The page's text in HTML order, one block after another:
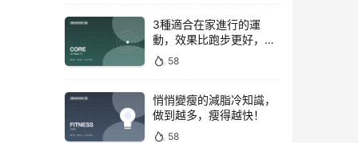
3種適合在家進行的運
動，效果比跑步更好，是
公認的脂肪殺手！
58
悄悄變瘦的減脂冷知識，
做到越多，瘦得越快！
58